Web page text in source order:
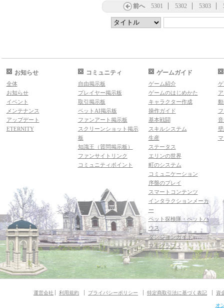
前へ 5301 5302 5303
お知らせ
全体
お知らせ
イベント
メンテナンス
アップデート
ETERNITY
コミュニティ
自由掲示板
プレイヤー掲示板
取引掲示板
ペットAI掲示板
ファンアート掲示板
スクリーンショット掲示
板
知識王（質問掲示板）
ファンサイトリンク
コミュニティポイント
ゲームガイド
ゲーム紹介
ゲームのはじめかた
キャラクター作成
操作ガイド
基本戦闘
スキルシステム
生産
ステータス
エリンの世界
町のシステム
コミュニケーション
序盤のプレイ
スマートコンテンツ
インタラクションメーカ
ー
ペット探検隊・ペットハ
ウス
ダンジョンガイド
マギグラフィ
運営会社 利用規約 プライバシーポリシー 特定商取引法に基づく表記 資
オ